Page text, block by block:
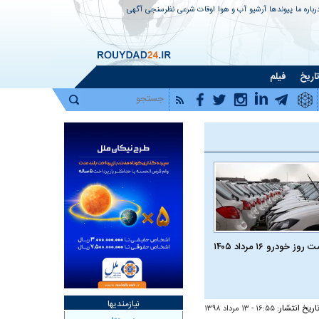
ما پیوندها آرشیو آب و هوا اوقات شرعی نظرسنجی آگهی
تاریخ فیلم
خودرو ۱۶ مرداد ۱۴۰۵
تاریخ انتشار: ۱۶:۵۵ - ۱۳ مرداد ۱۳۹۸
نیازمندیها